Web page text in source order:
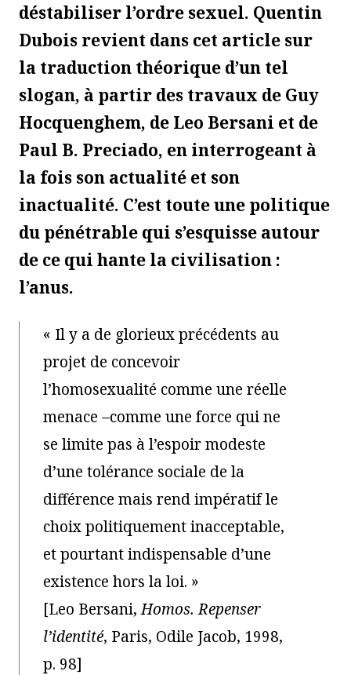
déstabiliser l’ordre sexuel. Quentin
Dubois revient dans cet article sur
la traduction théorique d’un tel
slogan, à partir des travaux de Guy
Hocquenghem, de Leo Bersani et de
Paul B. Preciado, en interrogeant à
la fois son actualité et son
inactualité. C’est toute une politique
du pénétrable qui s’esquisse autour
de ce qui hante la civilisation :
l’anus.
« Il y a de glorieux précédents au
projet de concevoir
l’homosexualité comme une réelle
menace –comme une force qui ne
se limite pas à l’espoir modeste
d’une tolérance sociale de la
différence mais rend impératif le
choix politiquement inacceptable,
et pourtant indispensable d’une
existence hors la loi. »
[Leo Bersani,Homos. Repenser
l’identité, Paris, Odile Jacob, 1998,
p. 98]